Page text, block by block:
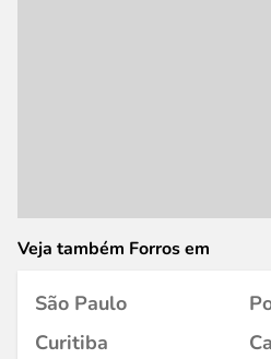
Veja também Forros em
São Paulo
Curitiba